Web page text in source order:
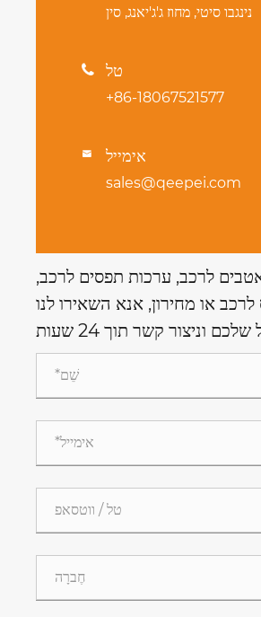
נינגבו סיטי, מחוז ג'ג'יאנג, סין
 טל
+86-18067521577
 אימייל
sales@qeepei.com
אטבים לרכב, ערכות תפסים לרכב,
או מחירון, אנא השאירו לנו